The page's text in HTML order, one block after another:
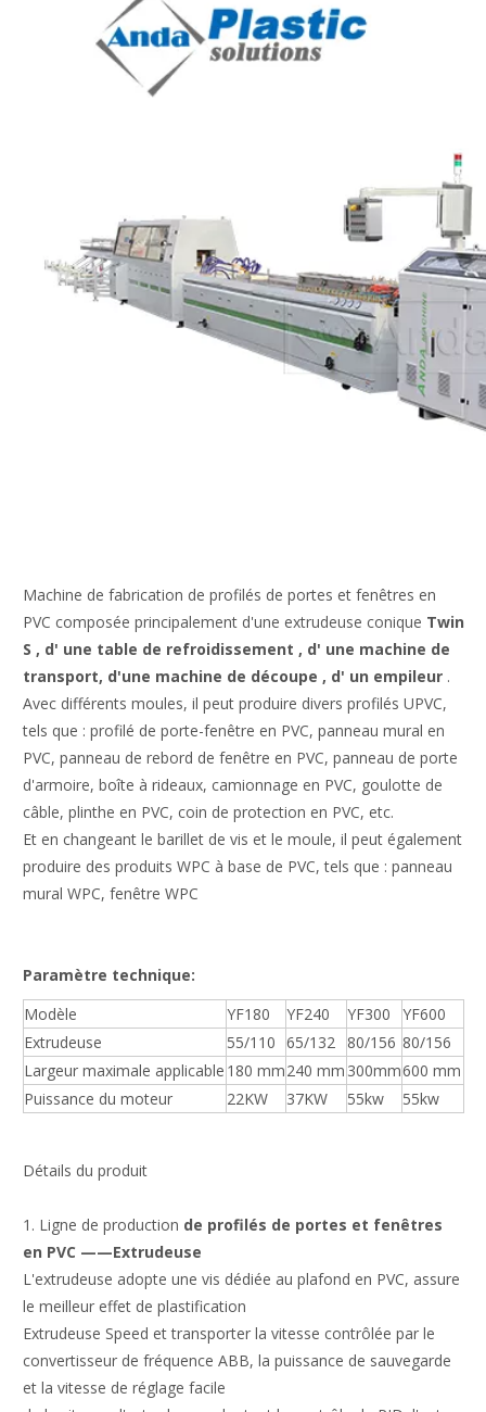
Machine de fabrication de profilés de portes et fenêtres en
PVC composée principalement d'une extrudeuse conique Twin
S , d' une table de refroidissement , d' une machine de
transport, d'une machine de découpe , d' un empileur .
Avec différents moules, il peut produire divers profilés UPVC,
tels que : profilé de porte-fenêtre en PVC, panneau mural en
PVC, panneau de rebord de fenêtre en PVC, panneau de porte
d'armoire, boîte à rideaux, camionnage en PVC, goulotte de
câble, plinthe en PVC, coin de protection en PVC, etc.
Et en changeant le barillet de vis et le moule, il peut également
produire des produits WPC à base de PVC, tels que : panneau
mural WPC, fenêtre WPC
Paramètre technique:
Modèle
YF180 YF240 YF300
YF600
Extrudeuse
55/110 65/132 80/156 80/156
Largeur maximale applicable 180 mm240 mm 300mm600 mm
Puissance du moteur
22KW 37KW 55kw 55kw
Détails du produit
1. Ligne de production de profilés de portes et fenêtres
en PVC ——Extrudeuse
L'extrudeuse adopte une vis dédiée au plafond en PVC, assure
le meilleur effet de plastification
Extrudeuse Speed et transporter la vitesse contrôlée par le
convertisseur de fréquence ABB, la puissance de sauvegarde
et la vitesse de réglage facile